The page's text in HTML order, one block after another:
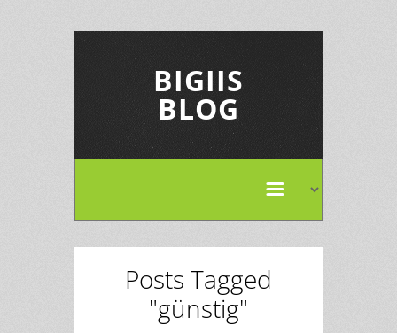
BIGIIS
BLOG
Posts Tagged
"günstig"